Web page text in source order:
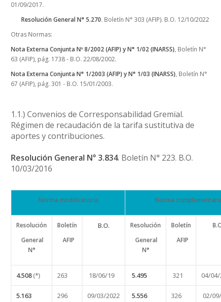
01/09/2017.
Resolución General N° 5.270. Boletín N° 303 (AFIP). B.O. 12/10/2022
Otras Normas:
Nota Externa Conjunta Nº 8/2002 (AFIP) y N° 1/02 (INARSS), Boletín N°
63 (AFIP), pág. 1738 - B.O. 22/08/2002.
Nota Externa Conjunta N° 1/2003 (AFIP) y N° 1/03 (INARSS), Boletín N°
67 (AFIP), pág. 301 - B.O. 15/01/2003.
1.1.) Convenios de Corresponsabilidad Gremial.
Régimen de recaudación de la tarifa sustitutiva de
aportes y contribuciones.
Resolución General N° 3.834. Boletín N° 223. B.O.
10/03/2016
Norma modificatoria Norma
Resolución
General
N°
Boletín
AFIP
B.O.
Resolución
General
N°
Boletín
AFIP
4.508(*) 263 18/06/19 5.495 321 04/
5.163 296 09/03/2022 5.556 326 02/